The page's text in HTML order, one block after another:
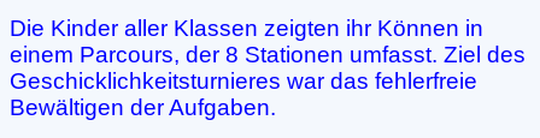
Die Kinder aller Klassen zeigten ihr Können in
einem Parcours, der 8 Stationen umfasst. Ziel des
Geschicklichkeitsturnieres war das fehlerfreie
Bewältigen der Aufgaben.